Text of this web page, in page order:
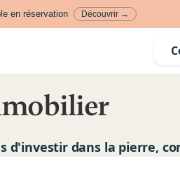
en réservation Découvrir →
dans la pierre,